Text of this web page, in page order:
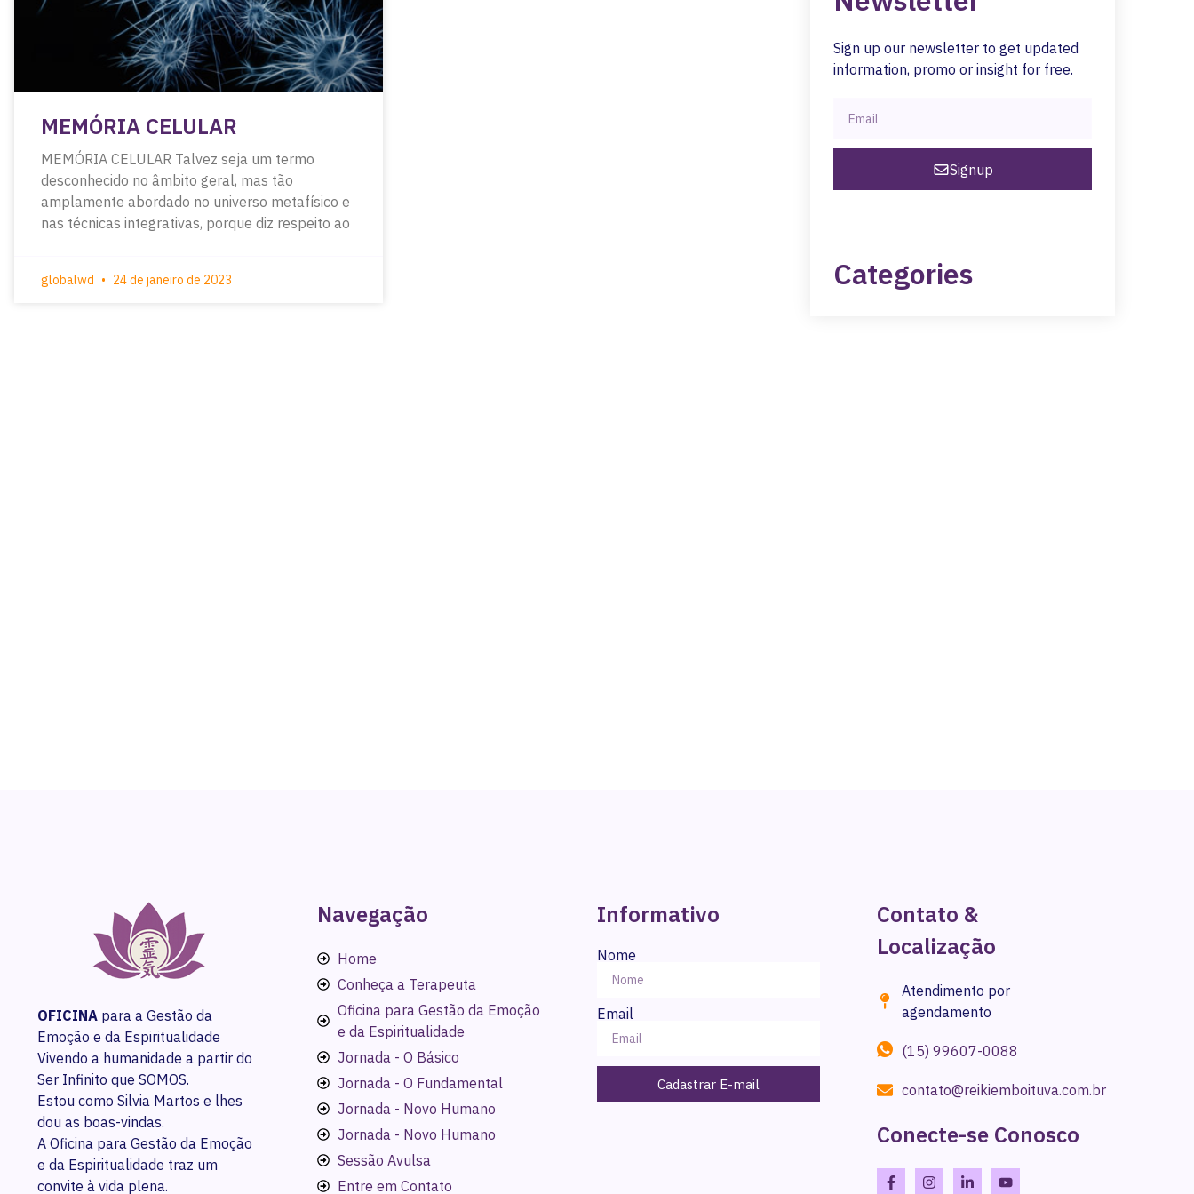
MEMÓRIA CELULAR
MEMÓRIA CELULAR Talvez seja um termo
desconhecido no âmbito geral, mas tão
amplamente abordado no universo metafísico e
nas técnicas integrativas, porque diz respeito ao
globalwd 24 de janeiro de 2023
Sign up our newsletter to get updated
information, promo or insight for free.
Signup
Categories
OFICINA para a Gestão da
Emoção e da Espiritualidade
Vivendo a humanidade a partir do
Ser Infinito que SOMOS.
Estou como Silvia Martos e lhes
dou as boas-vindas.
A Oficina para Gestão da Emoção
e da Espiritualidade traz um
convite à vida plena.
Navegação
Home
Conheça a Terapeuta
Oficina para Gestão da Emoção
e da Espiritualidade
Jornada - O Básico
Jornada - O Fundamental
Jornada - Novo Humano
Jornada - Novo Humano
Sessão Avulsa
Entre em Contato
Informativo
Nome
Email
Cadastrar E-mail
Contato &
Localização
Atendimento por
agendamento
(15) 99607-0088
contato@reikiemboituva.com.br
Conecte-se Conosco